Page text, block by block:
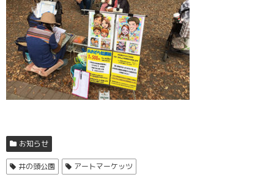
お知らせ
井の頭公園 アートマーケッツ